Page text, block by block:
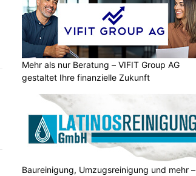
Mehr als nur Beratung – VIFIT Group AG
gestaltet Ihre finanzielle Zukunft
Baureinigung, Umzugsreinigung und mehr –